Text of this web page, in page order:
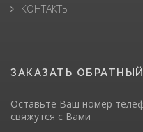
КОНТАКТЫ
ЗАКАЗАТЬ
Оставьте Ваш номер
свяжутся с Вами